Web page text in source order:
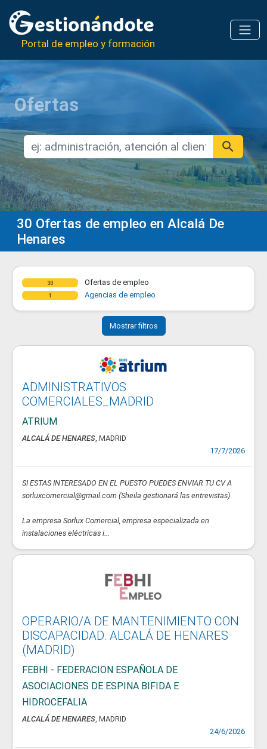
Portal de empleo y formación
Ofertas
30 Ofertas de empleo en Alcalá De
Henares
30 Ofertas de empleo
1 Agencias de empleo
Mostrar filtros
ADMINISTRATIVOS
COMERCIALES_MADRID
ATRIUM
ALCALÁ DE HENARES , MADRID
17/7/2026
SI ESTAS INTERESADO EN EL PUESTO PUEDES ENVIAR TU CV A
sorluxcomercial@gmail.com (Sheila gestionará las entrevistas)
La empresa Sorlux Comercial, empresa especializada en
instalaciones eléctricas i...
OPERARIO/A DE MANTENIMIENTO CON
DISCAPACIDAD. ALCALÁ DE HENARES
(MADRID)
FEBHI - FEDERACION ESPAÑOLA DE
ASOCIACIONES DE ESPINA BIFIDA E
HIDROCEFALIA
ALCALÁ DE HENARES , MADRID
24/6/2026